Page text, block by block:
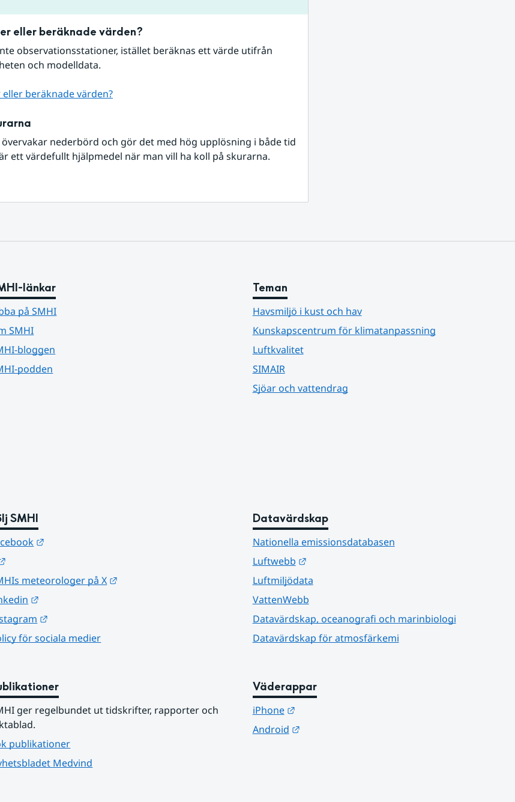
eller beräknade värden?
observationsstationer, istället beräknas ett värde utifrån
och modelldata.
beräknade värden?
nederbörd och gör det med hög upplösning i både tid
ett värdefullt hjälpmedel när man vill ha koll på skurarna.
länkar
på SMHI
SMHI
bloggen
podden
Teman
Havsmiljö i kust och hav
Kunskapscentrum för klimatanpassning
Luftkvalitet
SIMAIR
Sjöar och vattendrag
SMHI
meteorologer på X
för sociala medier
Datavärdskap
Nationella emissionsdatabasen
Luftwebb
Länk till annan webbplats.
Luftmiljödata
VattenWebb
Datavärdskap, oceanografi och marinbiologi
Datavärdskap för atmosfärkemi
ger regelbundet ut tidskrifter, rapporter och
publikationer
Medvind
Väderappar
iPhone
Länk till annan webbplats.
Android
Länk till annan webbplats.